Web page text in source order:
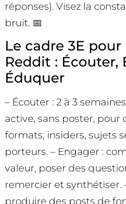
réponses). Visez la
bruit. 📅
Le cadre 3E
Reddit : Écouter,
Éduquer
– Écouter : 2 à 3
active, sans poster, pour
formats, insiders, sujets
porteurs. – Engager :
valeur, poser des
remercier et synthétiser.
produire des posts de